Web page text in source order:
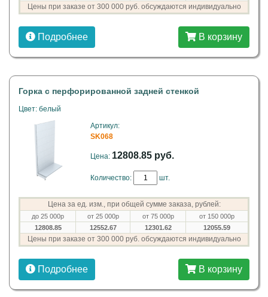
Цены при заказе от 300 000 руб. обсуждаются индивидуально
Подробнее В корзину
Горка с перфорированной задней стенкой
Цвет: белый
Артикул:
SK068
Цена: 12808.85 руб.
Количество: шт.
Цена за ед. изм., при общей сумме заказа, рублей:
до 25 000р от 25 000р от 75 000р
от 150 000р
12808.85
12552.67 12301.62 12055.59
Цены при заказе от 300 000 руб. обсуждаются индивидуально
Подробнее В корзину